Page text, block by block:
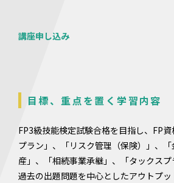
講座申し込み
目標、重点を置く学習内容
FP3級技能検定試験合格を目指し、FP
プラン」、「リスク管理（保険）」、
産」、「相続事業承継」、「タックス
過去の出題問題を中心としたアウトプ